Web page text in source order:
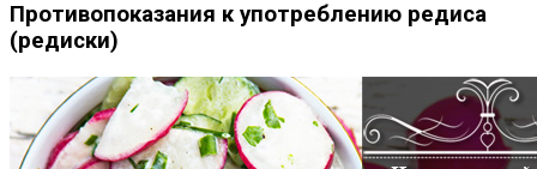
Противопоказания к употреблению редиса
(редиски)